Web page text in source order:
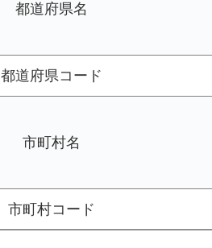
都道府県名
都道府県コード
市町村名
市町村コード